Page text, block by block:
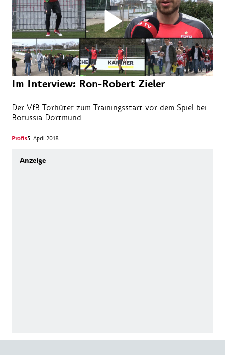
Im Interview: Ron-Robert Zieler
Der VfB Torhüter zum Trainingsstart vor dem Spiel bei
Borussia Dortmund
Profis3. April 2018